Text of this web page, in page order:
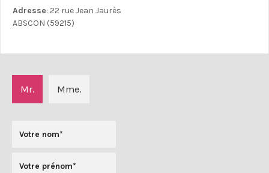
Adresse: 22 rue Jean Jaurès
ABSCON (59215)
Mr. Mme.